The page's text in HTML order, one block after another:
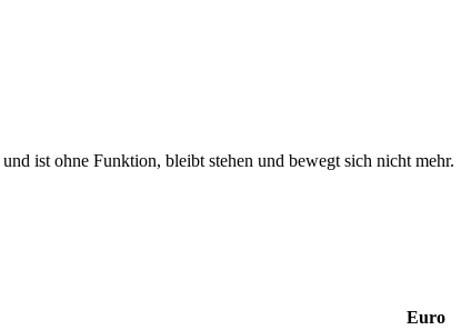
ist ohne Funktion, bleibt stehen und bewegt sich nicht mehr.
Euro